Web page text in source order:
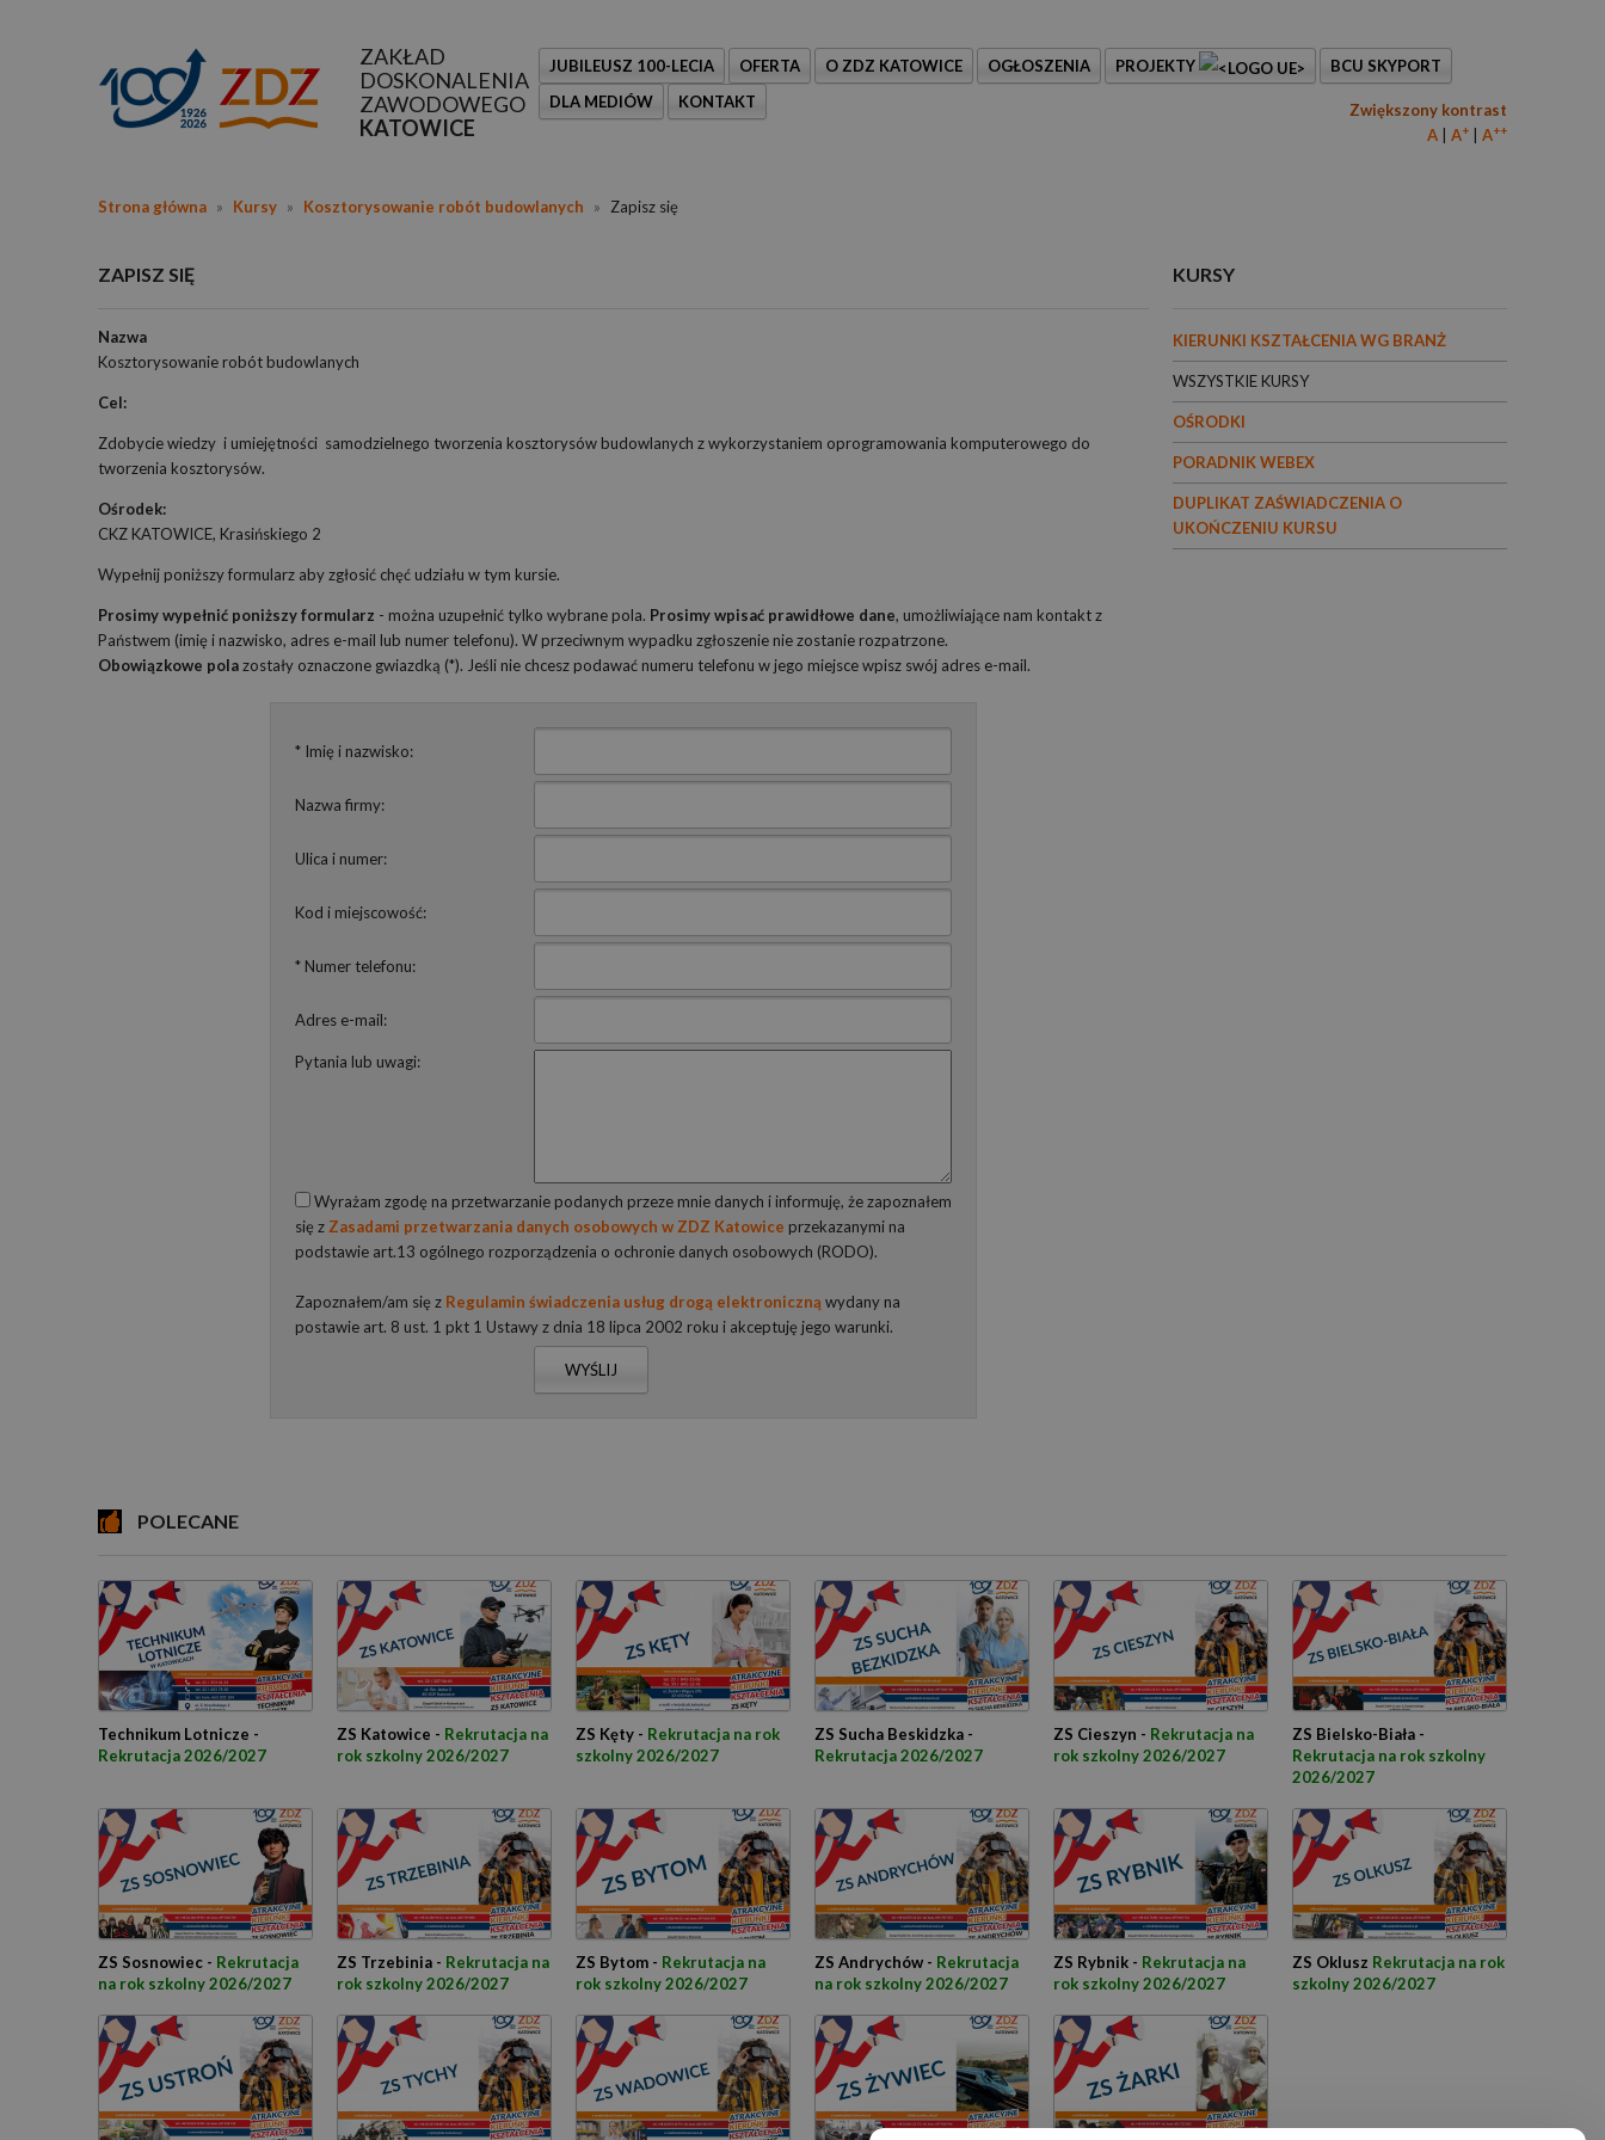
ZAKŁAD
DOSKONALENIA
ZAWODOWEGO
KATOWICE
JUBILEUSZ 100-LECIA OFERTA O ZDZ KATOWICE OGŁOSZENIA PROJEKTY
BCU SKYPORT
DLA MEDIÓW
KONTAKT
Zwiększony kontrast
A
A+ A++
Strona główna » Kursy » Kosztorysowanie robót budowlanych » Zapisz się
ZAPISZ SIĘ
Nazwa
Kosztorysowanie robót budowlanych
Cel:
Zdobycie wiedzy i umiejętności samodzielnego tworzenia kosztorysów budowlanych z wykorzystaniem oprogramowania komputerowego do
tworzenia kosztorysów.
Ośrodek:
CKZ KATOWICE, Krasińskiego 2
Wypełnij poniższy formularz aby zgłosić chęć udziału w tym kursie.
Prosimy wypełnić poniższy formularz - można uzupełnić tylko wybrane pola. Prosimy wpisać prawidłowe dane, umożliwiające nam kontakt z
Państwem (imię i nazwisko, adres e-mail lub numer telefonu). W przeciwnym wypadku zgłoszenie nie zostanie rozpatrzone.
Obowiązkowe polazostały oznaczone gwiazdką (*). Jeśli nie chcesz podawać numeru telefonu w jego miejsce wpisz swój adres e-mail.
* Imię i nazwisko:
Nazwa firmy:
Ulica i numer:
Kod i miejscowość:
* Numer telefonu:
Adres e-mail:
Pytania lub uwagi:
Wyrażam zgodę na przetwarzanie podanych przeze mnie danych i informuję, że zapoznałem
się z Zasadami przetwarzania danych osobowych w ZDZ Katowice przekazanymi na
podstawie art.13 ogólnego rozporządzenia o ochronie danych osobowych (RODO).
Zapoznałem/am się z Regulamin świadczenia usług drogą elektroniczną wydany na
postawie art. 8 ust. 1 pkt 1 Ustawy z dnia 18 lipca 2002 roku i akceptuję jego warunki.
WYŚLIJ
KURSY
KIERUNKI KSZTAŁCENIA WG BRANŻ
WSZYSTKIE KURSY
OŚRODKI
PORADNIK WEBEX
DUPLIKAT ZAŚWIADCZENIA O
UKOŃCZENIU KURSU
POLECANE
Technikum Lotnicze -
Rekrutacja 2026/2027
ZS Katowice - Rekrutacja na
rok szkolny 2026/2027
ZS Kęty - Rekrutacja na rok
szkolny 2026/2027
ZS Sucha Beskidzka -
Rekrutacja 2026/2027
ZS Cieszyn - Rekrutacja na
rok szkolny 2026/2027
ZS Bielsko-Biała -
Rekrutacja na rok szkolny
2026/2027
ZS Sosnowiec - Rekrutacja
na rok szkolny 2026/2027
ZS Trzebinia - Rekrutacja na
rok szkolny 2026/2027
ZS Bytom - Rekrutacja na
rok szkolny 2026/2027
ZS Andrychów - Rekrutacja
na rok szkolny 2026/2027
ZS Rybnik - Rekrutacja na
rok szkolny 2026/2027
ZS Oklusz Rekrutacja na rok
szkolny 2026/2027